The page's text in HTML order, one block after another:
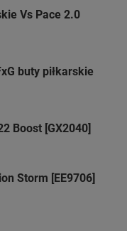
Vs Pace 2.0
buty piłkarskie
Boost [GX2040]
Storm [EE9706]